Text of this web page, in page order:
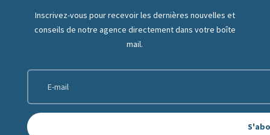
Inscrivez-vous pour recevoir les dernières nouvelles et
conseils de notre agence directement dans votre boîte
mail.